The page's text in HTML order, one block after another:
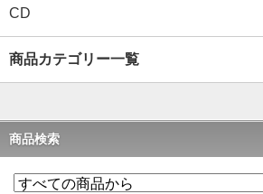
CD
商品カテゴリー一覧
商品検索